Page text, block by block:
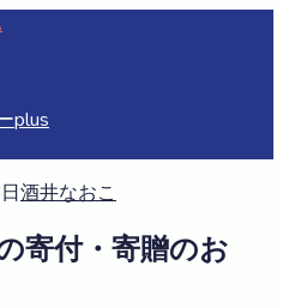
plus
酒井なおこ
寄付・寄贈のお